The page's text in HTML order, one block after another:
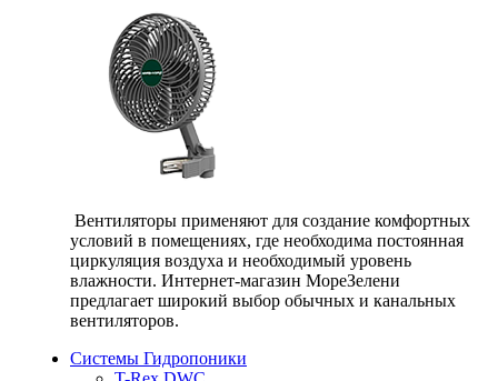
Вентиляторы применяют для создание комфортных
условий в помещениях, где необходима постоянная
циркуляция воздуха и необходимый уровень
влажности. Интернет-магазин МореЗелени
предлагает широкий выбор обычных и канальных
вентиляторов.
Системы Гидропоники